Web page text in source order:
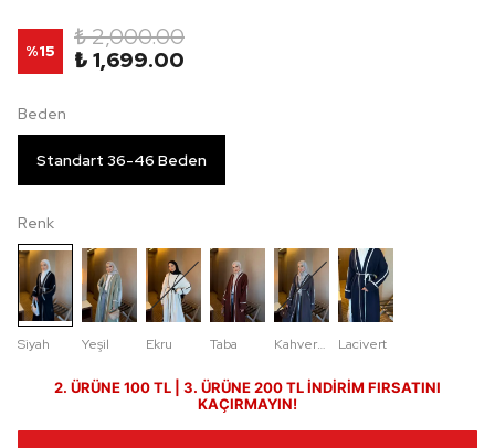
%15
₺ 2,000.00
₺ 1,699.00
Beden
Standart 36-46 Beden
Renk
Siyah Yeşil Ekru Taba Kahverengi Lacivert
2. ÜRÜNE 100 TL | 3. ÜRÜNE 200 TL İNDİRİM FIRSATINI
KAÇIRMAYIN!